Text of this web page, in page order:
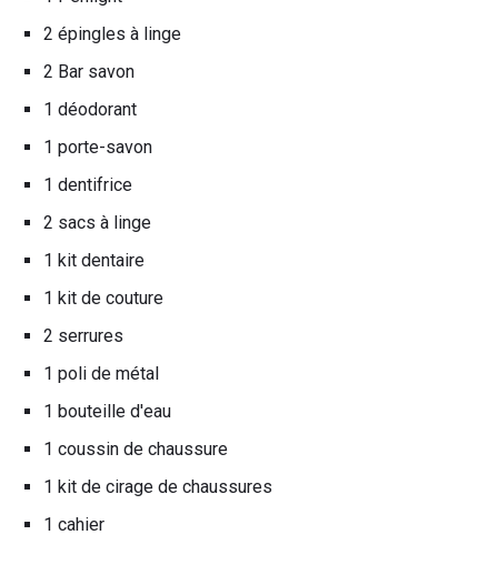
2 épingles à linge
2 Bar savon
1 déodorant
1 porte-savon
1 dentifrice
2 sacs à linge
1 kit dentaire
1 kit de couture
2 serrures
1 poli de métal
1 bouteille d'eau
1 coussin de chaussure
1 kit de cirage de chaussures
1 cahier